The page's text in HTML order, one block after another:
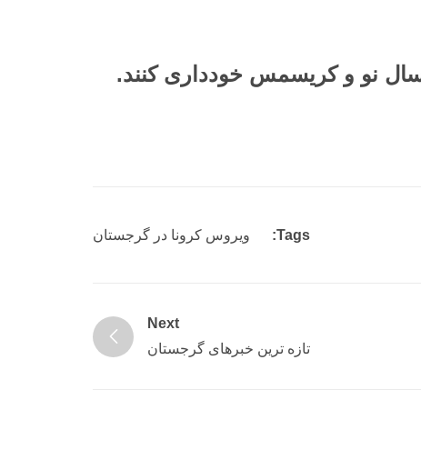
نو و کریسمس خودداری کنند.
Tags: ویروس کرونا در گرجستان
Next
تازه ترین خبرهای گرجستان